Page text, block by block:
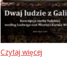
Czytaj więcej